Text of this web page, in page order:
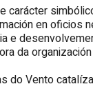
carácter
en oficios
e
da
do Vento